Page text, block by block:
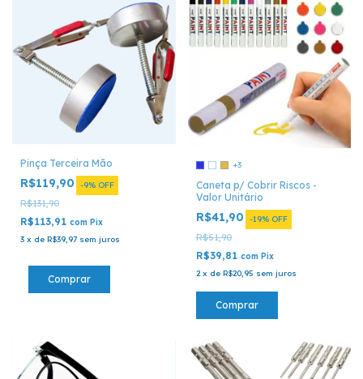
Pinça Terceira Mão
R$119,90 -9% OFF
R$131,90
R$113,91 com Pix
3 x de R$39,97 sem juros
+3
Caneta p/ Cobrir Riscos -
Valor Unitário
R$41,90 -19% OFF
R$51,90
R$39,81 com Pix
2 x de R$20,95 sem juros
Comprar